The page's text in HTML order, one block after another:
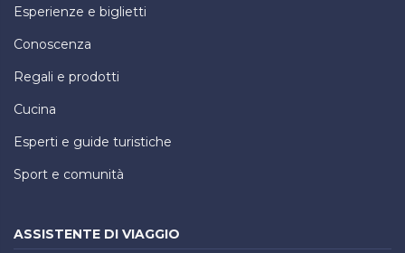
Esperienze e biglietti
Conoscenza
Regali e prodotti
Cucina
Esperti e guide turistiche
Sport e comunità
ASSISTENTE DI VIAGGIO